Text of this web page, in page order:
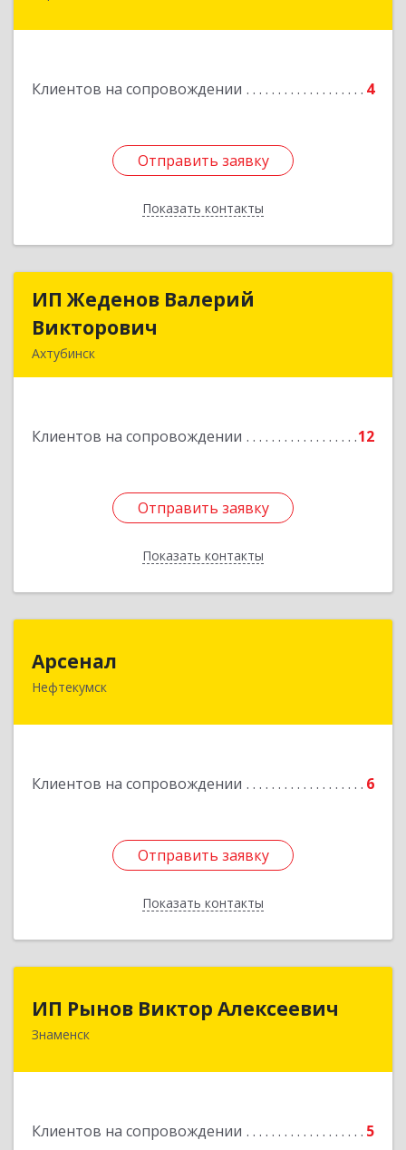
Клиентов на сопровождении 4
Отправить заявку
Показать контакты
Отправить заявку
Назад
ИП Жеденов Валерий
Викторович
Ахтубинск
Клиентов на сопровождении 12
Отправить заявку
Показать контакты
ИП Жеденов Валерий
Подробнее
Отправить заявку
Назад
Арсенал
Нефтекумск
Клиентов на сопровождении 6
Отправить заявку
Показать контакты
Отправить заявку
Назад
ИП Рынов Виктор Алексеевич
Знаменск
Клиентов на сопровождении 5